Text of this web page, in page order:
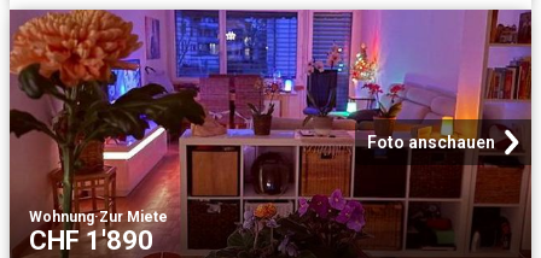
Foto anschauen
Wohnung·Zur Miete
CHF 1'890